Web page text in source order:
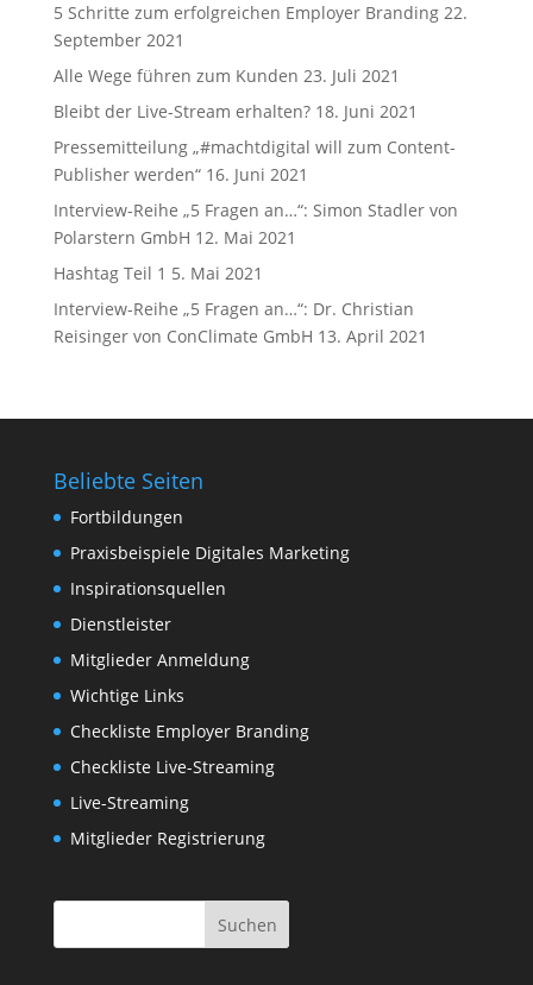
5 Schritte zum erfolgreichen Employer Branding 22.
September 2021
Alle Wege führen zum Kunden 23. Juli 2021
Bleibt der Live-Stream erhalten? 18. Juni 2021
Pressemitteilung „#machtdigital will zum Content-
Publisher werden“ 16. Juni 2021
Interview-Reihe „5 Fragen an…“: Simon Stadler von
Polarstern GmbH 12. Mai 2021
Hashtag Teil 1 5. Mai 2021
Interview-Reihe „5 Fragen an…“: Dr. Christian
Reisinger von ConClimate GmbH 13. April 2021
Beliebte Seiten
Fortbildungen
Praxisbeispiele Digitales Marketing
Inspirationsquellen
Dienstleister
Mitglieder Anmeldung
Wichtige Links
Checkliste Employer Branding
Checkliste Live-Streaming
Live-Streaming
Mitglieder Registrierung